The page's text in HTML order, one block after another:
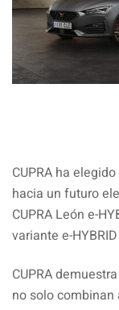
CUPRA ha
hacia un futuro
CUPRA León e-
variante e-
CUPRA
no solo